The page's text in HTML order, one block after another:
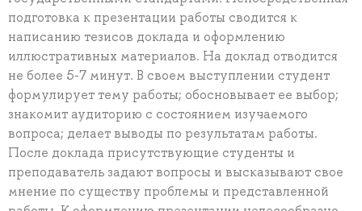
подготовка к презентации работы сводится к
написанию тезисов доклада и оформлению
иллюстративных материалов. На доклад отводится
не более 5-7 минут. В своем выступлении студент
формулирует тему работы; обосновывает ее выбор;
знакомит аудиторию с состоянием изучаемого
вопроса; делает выводы по результатам работы.
После доклада присутствующие студенты и
преподаватель задают вопросы и высказывают свое
мнение по существу проблемы и представленной